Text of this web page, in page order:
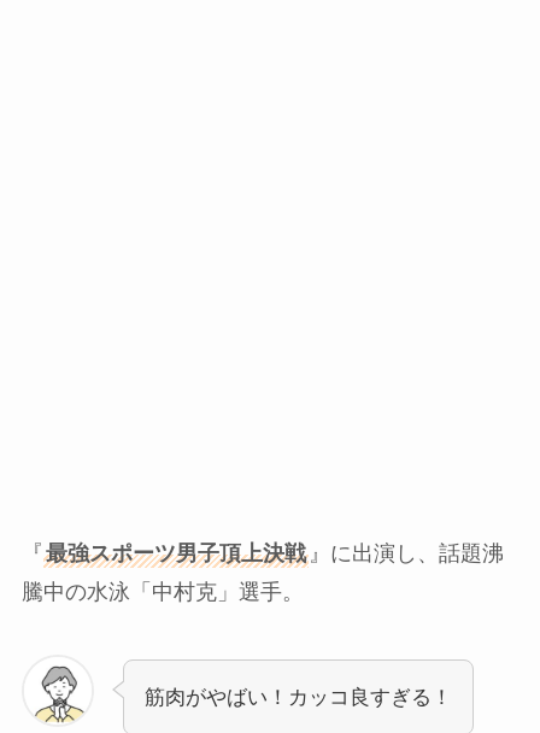
『最強スポーツ男子頂上決戦』に出演し、話題沸
騰中の水泳「中村克」選手。
筋肉がやばい！カッコ良すぎる！